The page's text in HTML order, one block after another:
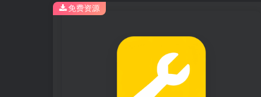
免费资源